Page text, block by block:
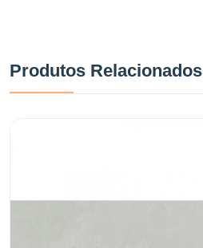
Produtos Relacionados